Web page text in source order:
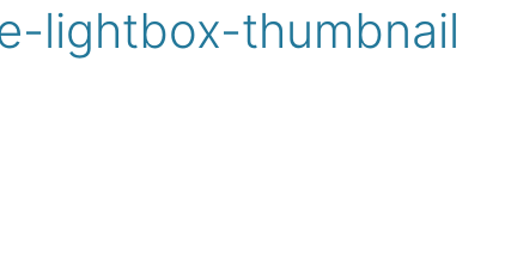
lightbox-thumbnail